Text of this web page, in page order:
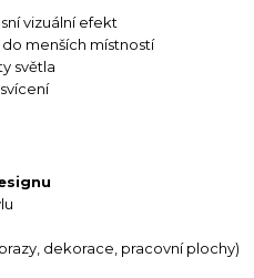
vizuální efekt
do menších místností
světla
dekorace, pracovní plochy)